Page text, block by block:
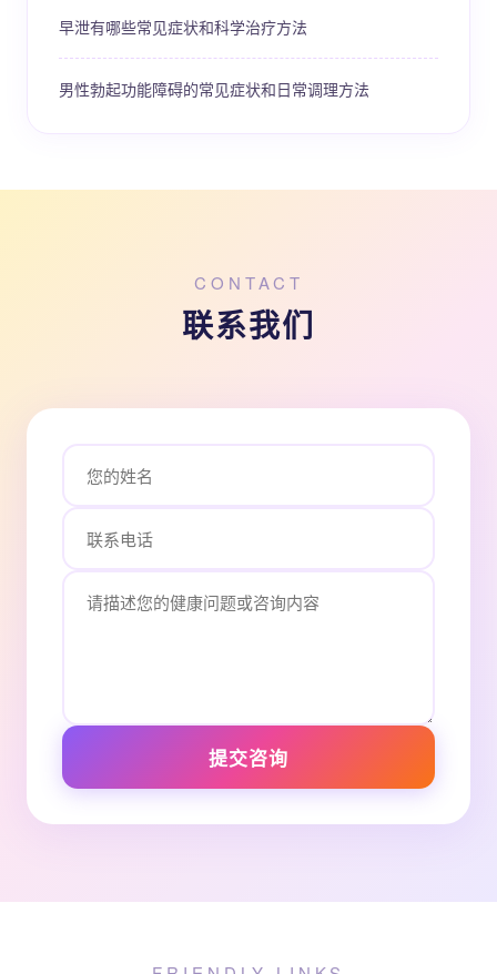
早泄有哪些常见症状和科学治疗方法
男性勃起功能障碍的常见症状和日常调理方法
CONTACT
联系我们
提交咨询